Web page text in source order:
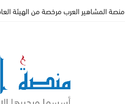
منصة المشاهير العرب مرخصة من الهيئة